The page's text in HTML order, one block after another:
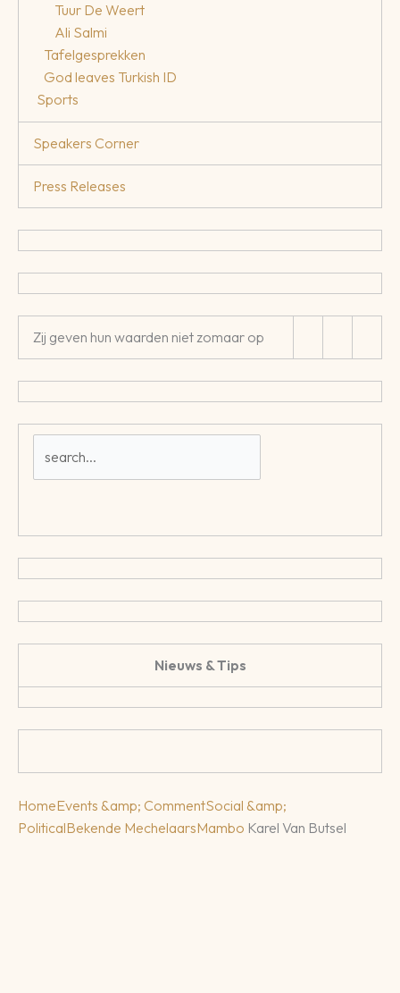
Tuur De Weert
Ali Salmi
Tafelgesprekken
God leaves Turkish ID
Sports
Speakers Corner
Press Releases
Zij geven hun waarden niet zomaar op
Nieuws & Tips
HomeEvents &amp; CommentSocial &amp;
PoliticalBekende MechelaarsMambo Karel Van Butsel